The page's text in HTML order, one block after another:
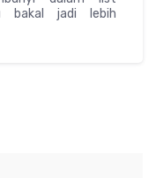
bakal jadi lebih